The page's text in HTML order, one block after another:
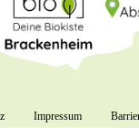
Impressum